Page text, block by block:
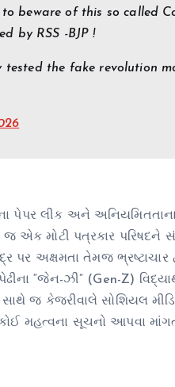
beware of this so called
by RSS -BJP !
tested the fake revolution
પેપર લીક અને
એક મોટી પત્રકાર પરિષદને
પર અક્ષમતા તેમજ ભ્રષ્ટાચાર
“જેન-ઝી” (Gen-Z)
જ કેજરીવાલે સોશિયલ
કોઈ મહત્વના સૂચનો આપવા